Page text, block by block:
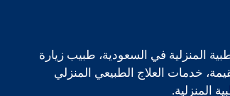
المنزلية في السعودية، طبيب زيارة
خدمات العلاج الطبيعي المنزلي
المنزلية.